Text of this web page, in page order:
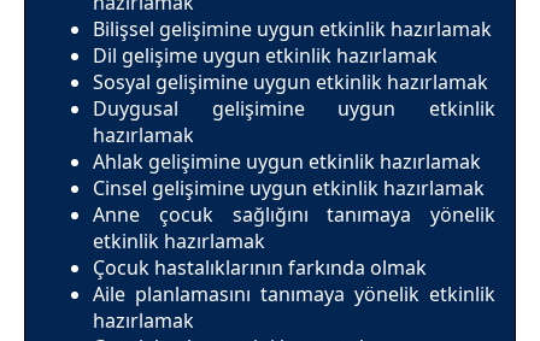
Bilişsel gelişimine uygun etkinlik hazırlamak
Dil gelişime uygun etkinlik hazırlamak
Sosyal gelişimine uygun etkinlik hazırlamak
Duygusal gelişimine uygun etkinlik
hazırlamak
Ahlak gelişimine uygun etkinlik hazırlamak
Cinsel gelişimine uygun etkinlik hazırlamak
Anne çocuk sağlığını tanımaya yönelik
etkinlik hazırlamak
Çocuk hastalıklarının farkında olmak
Aile planlamasını tanımaya yönelik etkinlik
hazırlamak